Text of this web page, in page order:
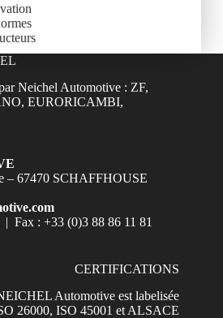
– 67470 SCHAFFHOUSE
| Fax : +33 (0)3 88 86 11 81
CERTIFICATIONS